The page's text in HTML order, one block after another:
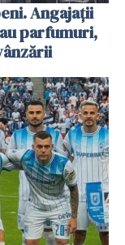
Angajații
parfumuri,